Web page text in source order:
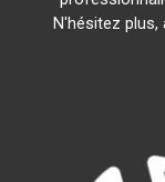
N'hésitez